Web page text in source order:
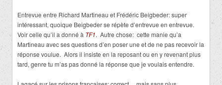
Entrevue entre Richard Martineau et Frédéric Beigbeder: super
intéressant, quoique Beigbeder se répète d’entrevue en entrevue.
Voir celle qu’il a donné à TF1. Autre chose: cette manie qu’a
Martineau avec ses questions d’en poser une et de ne pas recevoir la
réponse voulue. Alors il insiste en la reposant ou en y revenant plus
tard, genre tu m’as pas donné la réponse que je voulais entendre.